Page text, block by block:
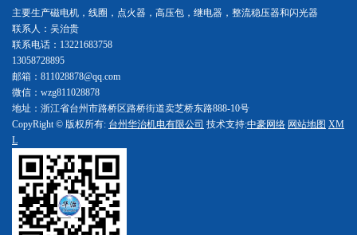
主要生产磁电机，线圈，点火器，高压包，继电器，整流稳压器和闪光器
联系人：吴治贵
联系电话：13221683758
13058728895
邮箱：811028878@qq.com
微信：wzg811028878
地址：浙江省台州市路桥区路桥街道卖芝桥东路888-10号
CopyRight © 版权所有: 台州华治机电有限公司 技术支持:中豪网络 网站地图 XM
L